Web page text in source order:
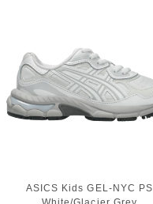
ASICS Kids GEL-NYC PS